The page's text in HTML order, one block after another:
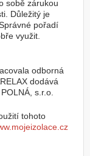
sobě zárukou
Důležitý je
pořadí
využit.
odborná
dodává
s.r.o.
tohoto